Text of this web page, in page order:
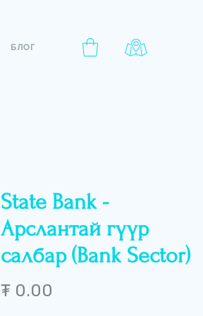
БЛОГ
State Bank -
Арслантай гүүр
салбар (Bank Sector)
₮ 0.00